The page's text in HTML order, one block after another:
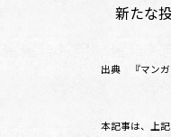
新たな
出典 『マンガ
本記事は、上